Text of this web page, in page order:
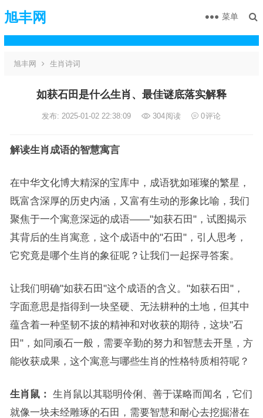
旭丰网 菜单
旭丰网 生肖诗词
如获石田是什么生肖、最佳谜底落实解释
发布: 2025-01-02 22:38:09 304阅读 0评论
解读生肖成语的智慧寓言
在中华文化博大精深的宝库中，成语犹如璀璨的繁星，
既富含深厚的历史内涵，又富有生动的形象比喻，我们
聚焦于一个寓意深远的成语——"如获石田"，试图揭示
其背后的生肖寓意，这个成语中的"石田"，引人思考，
它究竟是哪个生肖的象征呢？让我们一起探寻答案。
让我们明确"如获石田"这个成语的含义。"如获石田"，
字面意思是指得到一块坚硬、无法耕种的土地，但其中
蕴含着一种坚韧不拔的精神和对收获的期待，这块"石
田"，如同顽石一般，需要辛勤的努力和智慧去开垦，方
能收获成果，这个寓意与哪些生肖的性格特质相符呢？
生肖鼠：
生肖鼠以其聪明伶俐、善于谋略而闻名，它们
就像一块未经雕琢的石田，需要智慧和耐心去挖掘潜在